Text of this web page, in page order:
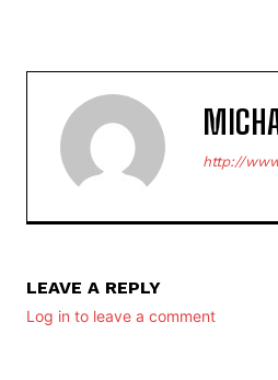
http://
LEAVE A REPLY
Log in to leave a comment